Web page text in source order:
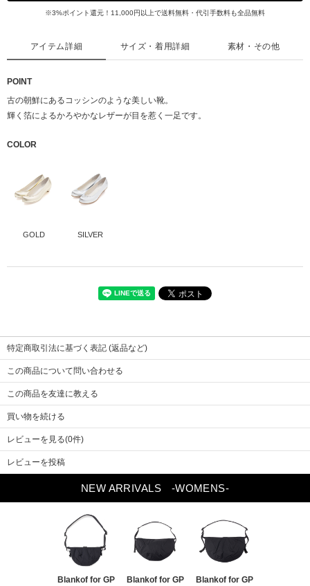
※3%ポイント還元！11,000円以上で送料無料・代引手数料も全品無料
アイテム詳細
POINT
古の朝鮮にあるコッシンのような美しい靴。
輝く箔によるかろやかなレザーが目を惹く一足です。
COLOR
GOLD SILVER
サイズ・着用詳細
サイズ
ヒール高さ
3.5
素材・その他
靴底
合成ゴム
特定商取引法に基づく表記 (返品など)
この商品について問い合わせる
この商品を友達に教える
買い物を続ける
レビューを見る(0件)
レビューを投稿
NEW ARRIVALS -WOMENS-
Blankof for GP Blankof for GP Blankof for GP